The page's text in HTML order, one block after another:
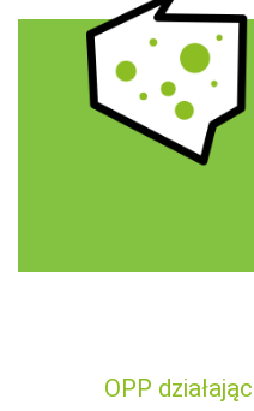
OPP